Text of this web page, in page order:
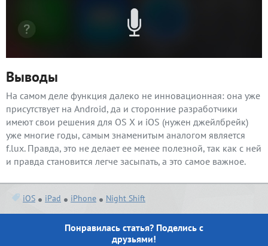
Выводы
На самом деле функция далеко не инновационная: она уже
присутствует на Android, да и сторонние разработчики
имеют свои решения для OS X и iOS (нужен джейлбрейк)
уже многие годы, самым знаменитым аналогом является
f.lux. Правда, это не делает ее менее полезной, так как с ней
и правда становится легче засыпать, а это самое важное.
iOS iPad iPhone Night Shift
Понравилась статья? Поделись с
друзьями!